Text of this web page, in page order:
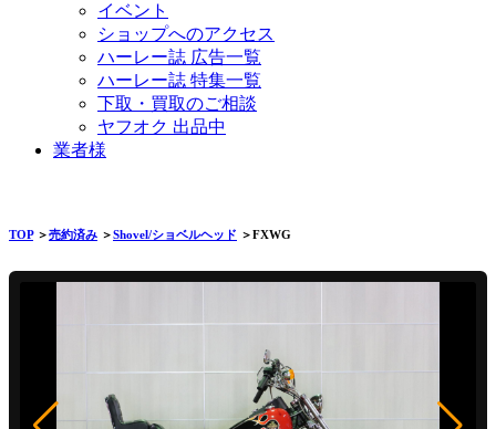
イベント
ショップへのアクセス
ハーレー誌 広告一覧
ハーレー誌 特集一覧
下取・買取のご相談
ヤフオク 出品中
業者様
TOP＞売約済み ＞Shovel/ショベルヘッド ＞FXWG